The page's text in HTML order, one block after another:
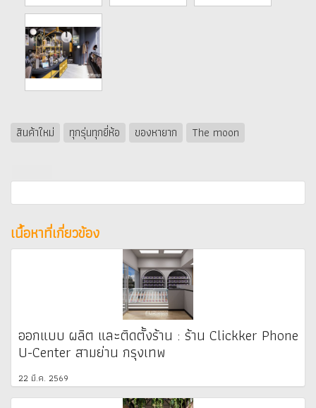
สินค้าใหม่ ทุกรุ่นทุกยี่ห้อ ของหายาก The moon
เนื้อหาที่เกี่ยวข้อง
ออกแบบ ผลิต และติดตั้งร้าน : ร้าน Clickker Phone
U-Center สามย่าน กรุงเทพ
22 มี.ค. 2569